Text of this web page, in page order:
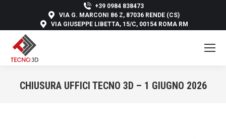
+39 0984 838473
VIA G. MARCONI 86 Z, 87036 RENDE (CS)
VIA GIUSEPPE LIBETTA, 15/C, 00154 ROMA RM
CHIUSURA UFFICI TECNO 3D – 1 GIUGNO 2026